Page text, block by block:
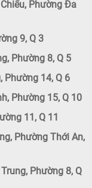
Phường Đa
9, Q 3
Phường 8, Q 5
Phường 14, Q 6
Phường 15, Q 10
11, Q 11
Phường Thới An,
Phường 8, Q